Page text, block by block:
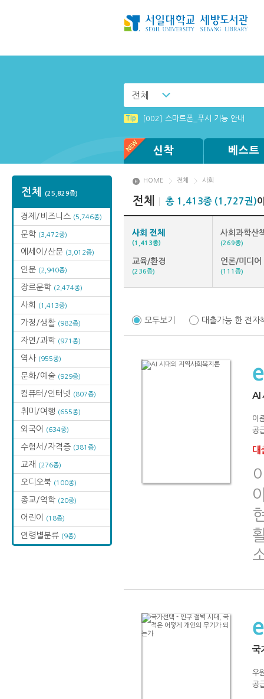
전체
Tip [002] 스마트폰_푸시 기능 안내
신착 베스트
전체 (25,829종)
경제/비즈니스 (5,746종)
문학 (3,472종)
에세이/산문 (3,012종)
인문 (2,940종)
장르문학 (2,474종)
사회 (1,413종)
가정/생활 (982종)
자연/과학 (971종)
역사 (955종)
문화/예술 (929종)
컴퓨터/인터넷 (807종)
취미/여행 (655종)
외국어 (634종)
수험서/자격증 (381종)
교재 (276종)
오디오북 (100종)
종교/역학 (20종)
어린이 (18종)
연령별분류 (9종)
HOME 전체 사회
전체 총 1,413종 (1,727권)
사회 전체
(1,413종)
사회과학산
(269종)
교육/환경
(236종)
언론/미디어
(111종)
모두보기 대출가능 한 전자
AI
이
공
대
국
우
공